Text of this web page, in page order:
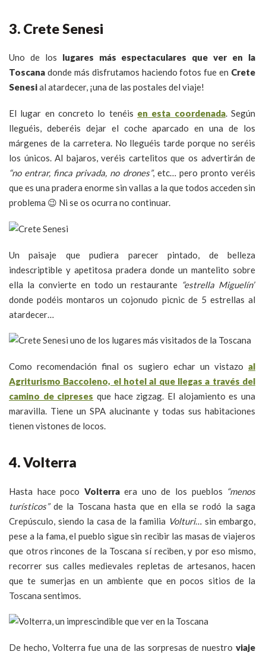
3. Crete Senesi
Uno de los lugares más espectaculares que ver en la
Toscana donde más disfrutamos haciendo fotos fue en Crete
Senesial atardecer, ¡una de las postales del viaje!
El lugar en concreto lo tenéis en esta coordenada. Según
lleguéis, deberéis dejar el coche aparcado en una de los
márgenes de la carretera. No lleguéis tarde porque no seréis
los únicos. Al bajaros, veréis cartelitos que os advertirán de
“no entrar, finca privada, no drones”, etc… pero pronto veréis
que es una pradera enorme sin vallas a la que todos acceden sin
problema 😉 Ni se os ocurra no continuar.
Un paisaje que pudiera parecer pintado, de belleza
indescriptible y apetitosa pradera donde un mantelito sobre
ella la convierte en todo un restaurante “estrella Miguelín”
donde podéis montaros un cojonudo picnic de 5 estrellas al
atardecer…
Como recomendación final os sugiero echar un vistazoal
Agriturismo Baccoleno, el hotel al que llegas a través del
camino de cipreses que hace zigzag. El alojamiento es una
maravilla. Tiene un SPA alucinante y todas sus habitaciones
tienen vistones de locos.
4. Volterra
Hasta hace poco Volterraera uno de los pueblos “menos
turísticos”de la Toscana hasta que en ella se rodó la saga
Crepúsculo, siendo la casa de la familia Volturi… sin embargo,
pese a la fama, el pueblo sigue sin recibir las masas de viajeros
que otros rincones de la Toscana sí reciben, y por eso mismo,
recorrer sus calles medievales repletas de artesanos, hacen
que te sumerjas en un ambiente que en pocos sitios de la
Toscana sentimos.
De hecho, Volterra fue una de las sorpresas de nuestroviaje